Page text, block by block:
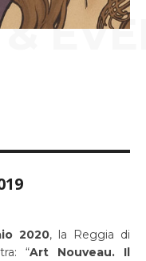
2020, la Reggia di
“Art Nouveau. Il